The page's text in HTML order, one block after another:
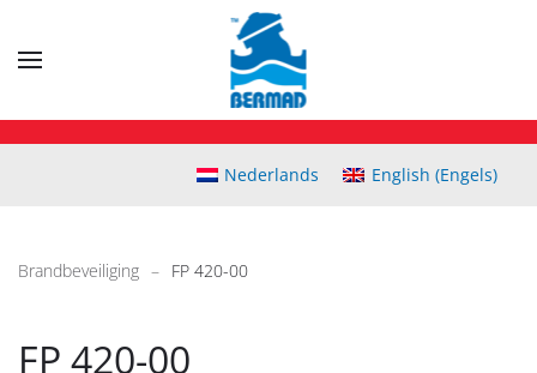
main
content
Nederlands English (Engels)
Brandbeveiliging FP 420-00
FP 420-00